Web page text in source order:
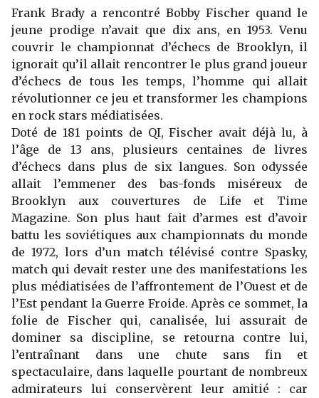
Frank Brady a rencontré Bobby Fischer quand le
jeune prodige n’avait que dix ans, en 1953. Venu
couvrir le championnat d’échecs de Brooklyn, il
ignorait qu’il allait rencontrer le plus grand joueur
d’échecs de tous les temps, l’homme qui allait
révolutionner ce jeu et transformer les champions
en rock stars médiatisées.
Doté de 181 points de QI, Fischer avait déjà lu, à
l’âge de 13 ans, plusieurs centaines de livres
d’échecs dans plus de six langues. Son odyssée
allait l’emmener des bas-fonds miséreux de
Brooklyn aux couvertures de Life et Time
Magazine. Son plus haut fait d’armes est d’avoir
battu les soviétiques aux championnats du monde
de 1972, lors d’un match télévisé contre Spasky,
match qui devait rester une des manifestations les
plus médiatisées de l’affrontement de l’Ouest et de
l’Est pendant la Guerre Froide. Après ce sommet, la
folie de Fischer qui, canalisée, lui assurait de
dominer sa discipline, se retourna contre lui,
l’entraînant dans une chute sans fin et
spectaculaire, dans laquelle pourtant de nombreux
admirateurs lui conservèrent leur amitié : car